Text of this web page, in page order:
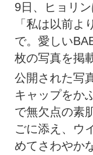
9日、ヒョリ
「私は以前よ
で。愛しい
枚の写真を掲
公開された写
キャップをか
で無欠点の素
ごに添え、ウ
めてさわやか